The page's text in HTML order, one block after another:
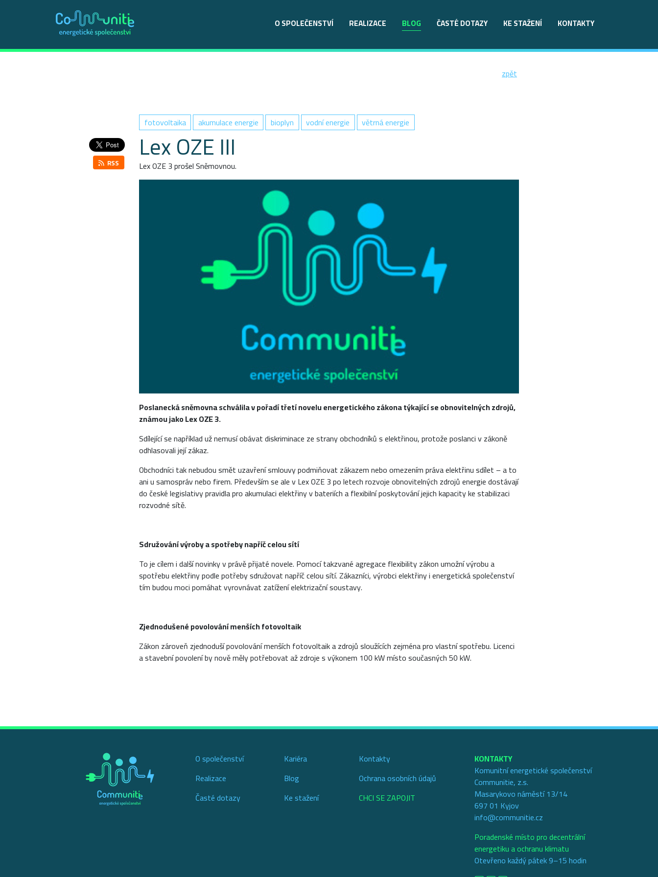
O SPOLEČENSTVÍ REALIZACE BLOG ČASTÉ DOTAZY KE STAŽENÍ KONTAKTY
fotovoltaika akumulace energie bioplyn vodní energie větrná energie
Lex OZE III
zpět
RSS Lex OZE 3 prošel Sněmovnou.
Poslanecká sněmovna schválila v pořadí třetí novelu energetického zákona týkající se obnovitelných zdrojů,
známou jako Lex OZE 3.
Sdílející se například už nemusí obávat diskriminace ze strany obchodníků s elektřinou, protože poslanci v zákoně
odhlasovali její zákaz.
Obchodníci tak nebudou smět uzavření smlouvy podmiňovat zákazem nebo omezením práva elektřinu sdílet – a to
ani u samospráv nebo firem. Především se ale v Lex OZE 3 po letech rozvoje obnovitelných zdrojů energie dostávají
do české legislativy pravidla pro akumulaci elektřiny v bateriích a flexibilní poskytování jejich kapacity ke stabilizaci
rozvodné sítě.
Sdružování výroby a spotřeby napříč celou sítí
To je cílem i další novinky v právě přijaté novele. Pomocí takzvané agregace flexibility zákon umožní výrobu a
spotřebu elektřiny podle potřeby sdružovat napříč celou sítí. Zákazníci, výrobci elektřiny i energetická společenství
tím budou moci pomáhat vyrovnávat zatížení elektrizační soustavy.
Zjednodušené povolování menších fotovoltaik
Zákon zároveň zjednoduší povolování menších fotovoltaik a zdrojů sloužících zejména pro vlastní spotřebu. Licenci
a stavební povolení by nově měly potřebovat až zdroje s výkonem 100 kW místo současných 50 kW.
O společenství
Realizace
Časté dotazy
Kariéra
Blog
Ke stažení
Kontakty
Ochrana osobních údajů
CHCI SE ZAPOJIT
KONTAKTY
Komunitní energetické společenství
Communitie, z.s.
Masarykovo náměstí 13/14
697 01 Kyjov
info@communitie.cz
Poradenské místo pro decentrální
energetiku a ochranu klimatu
Otevřeno každý pátek 9–15 hodin